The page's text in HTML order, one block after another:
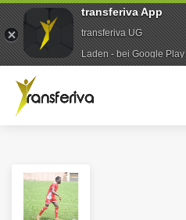
transferiva App
transferiva UG
Laden - bei Google Play